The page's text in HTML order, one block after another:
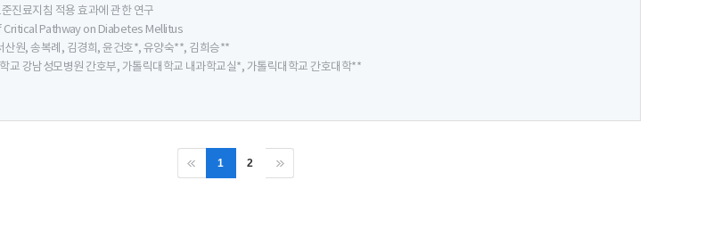
진료지침 적용 효과에 관한 연구
Pathway on Diabetes Mellitus
산원, 송복례, 김경희, 윤건호*, 유양숙**, 김희승**
교 강남성모병원 간호부, 가톨릭대학교 내과학교실*, 가톨릭대학교 간호대학**
1 2